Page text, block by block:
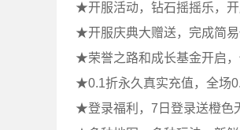
★开服活动，钻石摇摇乐，开
★开服庆典大赠送，完成简
★荣誉之路和成长基金开启
★0.1折永久真实充值，全场
★登录福利，7日登录送橙色